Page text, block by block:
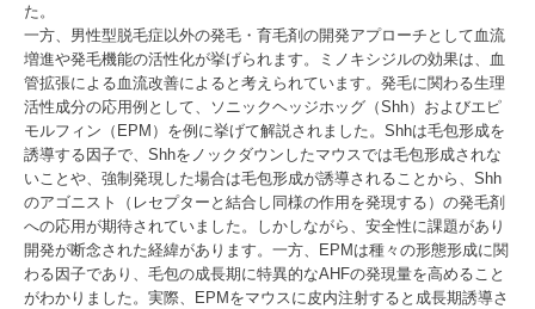
た。
一方、男性型脱毛症以外の発毛・育毛剤の開発アプローチとして血流
増進や発毛機能の活性化が挙げられます。ミノキシジルの効果は、血
管拡張による血流改善によると考えられています。発毛に関わる生理
活性成分の応用例として、ソニックヘッジホッグ（Shh）およびエピ
モルフィン（EPM）を例に挙げて解説されました。Shhは毛包形成を
誘導する因子で、Shhをノックダウンしたマウスでは毛包形成されな
いことや、強制発現した場合は毛包形成が誘導されることから、Shh
のアゴニスト（レセプターと結合し同様の作用を発現する）の発毛剤
への応用が期待されていました。しかしながら、安全性に課題があり
開発が断念された経緯があります。一方、EPMは種々の形態形成に関
わる因子であり、毛包の成長期に特異的なAHFの発現量を高めること
がわかりました。実際、EPMをマウスに皮内注射すると成長期誘導さ